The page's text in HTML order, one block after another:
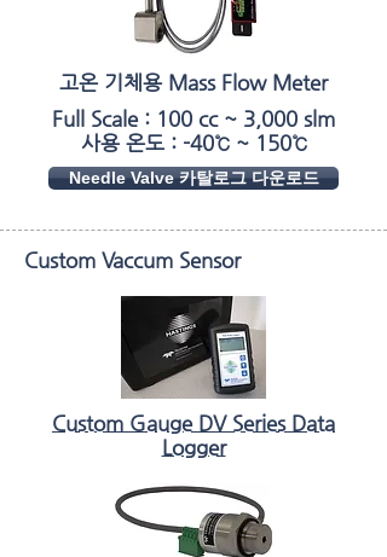
고온 기체용 Mass Flow Meter
Full Scale : 100 cc ~ 3,000 slm
​사용 온도 : -40℃ ~ 150℃
Needle Valve 카탈로그 다운로드
Custom Vaccum Sensor
Custom Gauge DV Series Data
Logger